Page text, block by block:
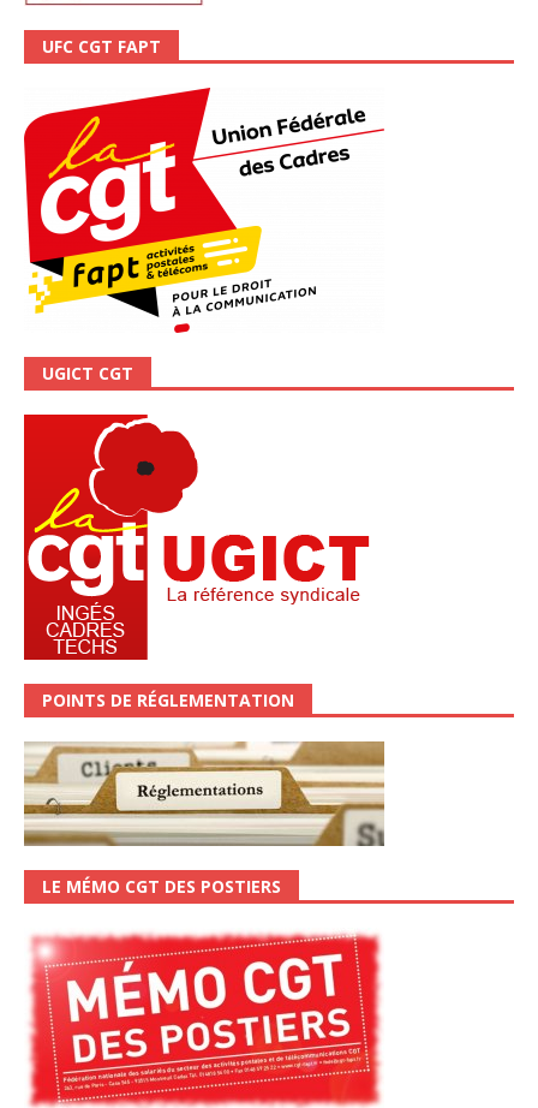
UFC CGT FAPT
UGICT CGT
POINTS DE RÉGLEMENTATION
LE MÉMO CGT DES POSTIERS